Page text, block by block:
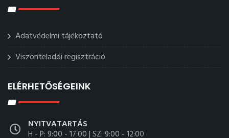
Adatvédelmi tájékoztató
Viszonteladói regisztráció
ELÉRHETŐSÉGEINK
NYITVATARTÁS
H - P: 9:00 - 17:00 | SZ: 9:00 - 12:00